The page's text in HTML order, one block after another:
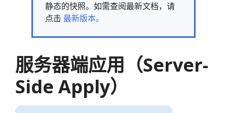
静态的快照。如需查阅最新文档，请
点击 最新版本。
服务器端应用（Server-
Side Apply）